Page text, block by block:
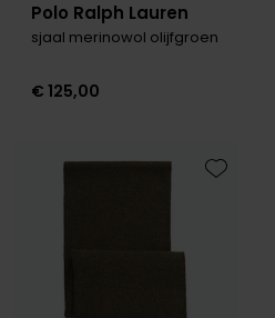
Polo Ralph Lauren
sjaal merinowol olijfgroen
€ 125,00